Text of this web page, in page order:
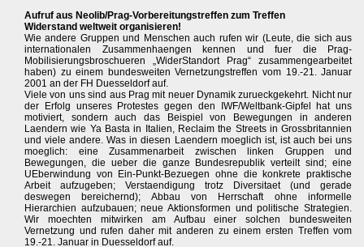
Aufruf aus Neolib/Prag-Vorbereitungstreffen zum Treffen
Widerstand weltweit organisieren!
Wie andere Gruppen und Menschen auch rufen wir (Leute, die sich aus
internationalen Zusammenhaengen kennen und fuer die Prag-
Mobilisierungsbroschueren „WiderStandort Prag“ zusammengearbeitet
haben) zu einem bundesweiten Vernetzungstreffen vom 19.-21. Januar
2001 an der FH Duesseldorf auf.
Viele von uns sind aus Prag mit neuer Dynamik zurueckgekehrt. Nicht nur
der Erfolg unseres Protestes gegen den IWF/Weltbank-Gipfel hat uns
motiviert, sondern auch das Beispiel von Bewegungen in anderen
Laendern wie Ya Basta in Italien, Reclaim the Streets in Grossbritannien
und viele andere. Was in diesen Laendern moeglich ist, ist auch bei uns
moeglich: eine Zusammenarbeit zwischen linken Gruppen und
Bewegungen, die ueber die ganze Bundesrepublik verteilt sind; eine
UEberwindung von Ein-Punkt-Bezuegen ohne die konkrete praktische
Arbeit aufzugeben; Verstaendigung trotz Diversitaet (und gerade
deswegen bereichernd); Abbau von Herrschaft ohne informelle
Hierarchien aufzubauen; neue Aktionsformen und politische Strategien.
Wir moechten mitwirken am Aufbau einer solchen bundesweiten
Vernetzung und rufen daher mit anderen zu einem ersten Treffen vom
19.-21. Januar in Duesseldorf auf.